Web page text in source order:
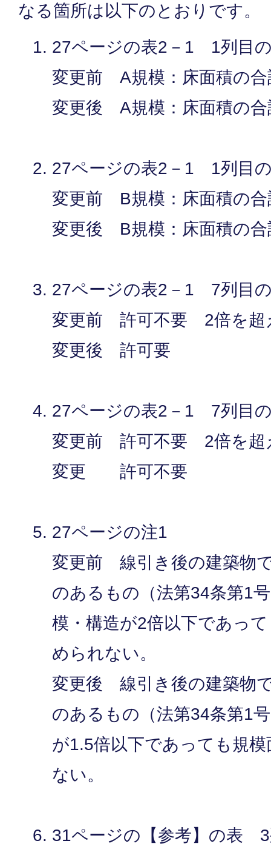
なる箇所は以下のとおりです。
27ページの表2－1 1列目
変更前 A規模：床面積の合
変更後 A規模：床面積の合
27ページの表2－1 1列目
変更前 B規模：床面積の合
変更後 B規模：床面積の合
27ページの表2－1 7列目
変更前 許可不要 2倍を超
変更後 許可要
27ページの表2－1 7列目
変更前 許可不要 2倍を超
変更 許可不要
27ページの注1
変更前 線引き後の建築物
のあるもの（法第34条第1
模・構造が2倍以下であっ
められない。
変更後 線引き後の建築物
のあるもの（法第34条第1
が1.5倍以下であっても規
ない。
31ページの【参考】の表